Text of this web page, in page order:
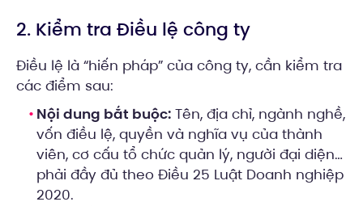
2. Kiểm tra Điều lệ công ty
Điều lệ là “hiến pháp” của công ty, cần kiểm tra
các điểm sau:
Nội dung bắt buộc: Tên, địa chỉ, ngành nghề,
vốn điều lệ, quyền và nghĩa vụ của thành
viên, cơ cấu tổ chức quản lý, người đại diện…
phải đầy đủ theo Điều 25 Luật Doanh nghiệp
2020.